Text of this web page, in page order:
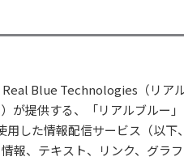
Blue Technologies（リア
が提供する、「リアルブルー
した情報配信サービス（以下
報、テキスト、リンク、グラ